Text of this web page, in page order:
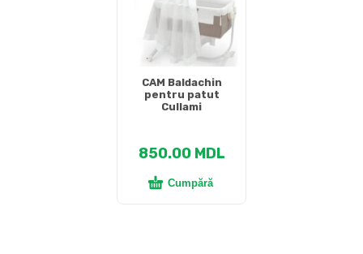
CAM Baldachin
pentru patut
Cullami
850.00 MDL
Cumpără